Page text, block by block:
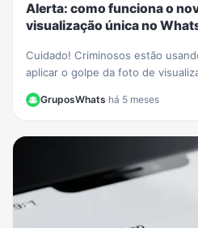
Alerta: como funciona o
visualização única no
Cuidado! Criminosos estão
aplicar o golpe da foto de
GruposWhats·há 5 meses